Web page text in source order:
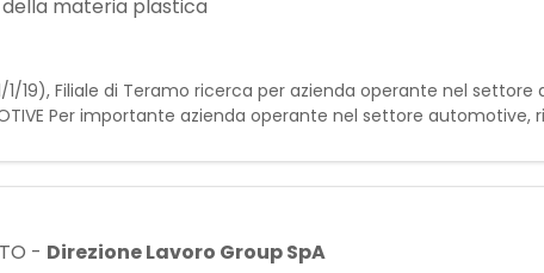
materia plastica
1/19), Filiale di Teramo ricerca per azienda operante nel
Per importante azienda operante nel settore
legno. Requisiti: - Esperienza nella carteggiatura di co
- Direzione Lavoro Group SpA